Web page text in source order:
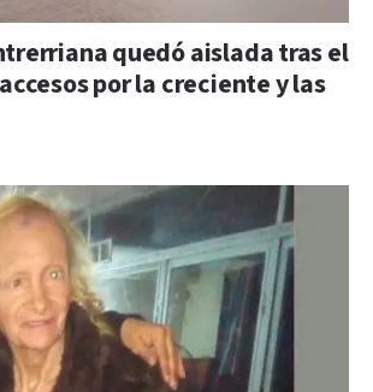
quedó aislada tras el
por la creciente y las